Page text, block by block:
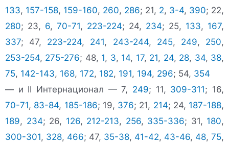
133, 157-158, 159-160, 260, 286; 21, 2, 3-4, 390; 22,
280; 23, 6, 70-71, 223-224; 24, 234; 25, 133, 167,
337; 47, 223-224, 241, 243-244, 245, 249, 250,
253-254, 275-276; 48, 1, 3, 14, 17, 21, 24, 28, 34, 38,
75, 142-143, 168, 172, 182, 191, 194, 296; 54, 354
— и II Интернационал — 7, 249; 11, 309-311; 16,
70-71, 83-84, 185-186; 19, 376; 21, 214; 24, 187-188,
189, 234; 26, 126, 212-213, 256, 335-336; 31, 180,
300-301, 328, 466; 47, 35-38, 41-42, 43-46, 48, 75,